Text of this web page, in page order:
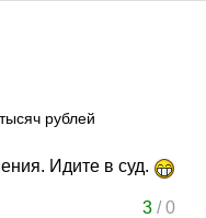
рублей
Идите в суд.
3/0